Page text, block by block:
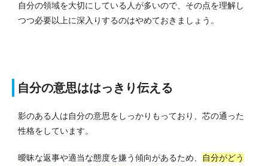
自分の領域を大切にしている人が多いので、その点を理解し
つつ必要以上に深入りするのはやめておきましょう。
自分の意思ははっきり伝える
影のある人は自分の意思をしっかりもっており、芯の通った
性格をしています。
曖昧な返事や適当な態度を嫌う傾向があるため、
自分がどう